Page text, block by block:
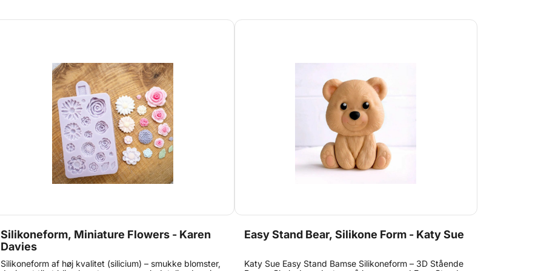
ekstra strejf af hygge og personlighed.
Silikoneform, Miniature Flowers - Karen
Davies
Silikoneform af høj kvalitet (silicium) – smukke blomster,
Easy Stand Bear, Silikone Form - Katy Sue
Katy Sue Easy Stand Bamse Silikoneform – 3D Stående